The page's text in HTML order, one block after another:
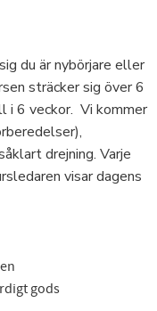
du är nybörjare eller
sträcker sig över 6
i 6 veckor. Vi kommer
drejning. Varje
visar dagens
gods